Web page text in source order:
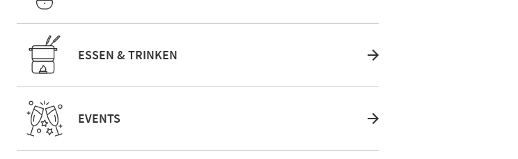
ESSEN & TRINKEN
EVENTS